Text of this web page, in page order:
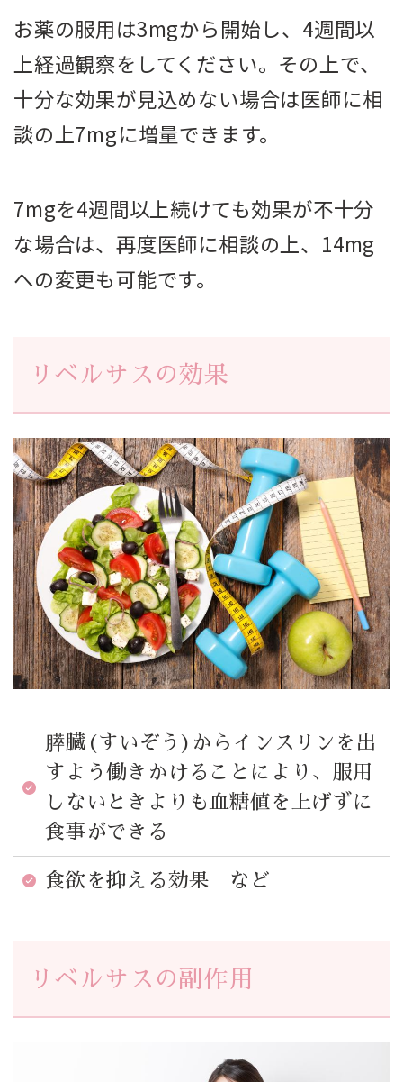
お薬の服用は3mgから開始し、4週間以
上経過観察をしてください。その上で、
十分な効果が見込めない場合は医師に相
談の上7mgに増量できます。
7mgを4週間以上続けても効果が不十分
な場合は、再度医師に相談の上、14mg
への変更も可能です。
リベルサスの効果
膵臓(すいぞう)からインスリンを出
すよう働きかけることにより、服用
しないときよりも血糖値を上げずに
食事ができる
食欲を抑える効果 など
リベルサスの副作用